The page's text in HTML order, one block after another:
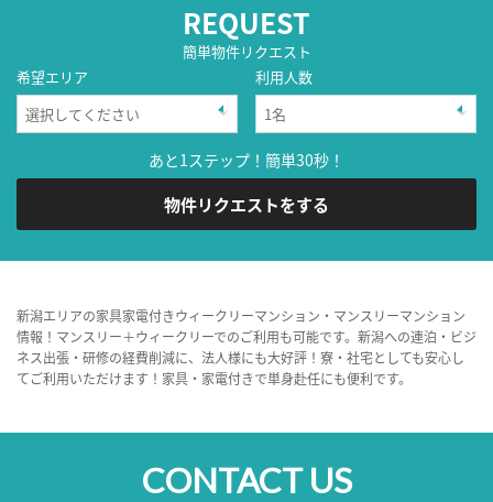
REQUEST
簡単物件リクエスト
希望エリア
利用人数
あと1ステップ！簡単30秒！
物件リクエストをする
新潟エリアの家具家電付きウィークリーマンション・マンスリーマンション
情報！マンスリー＋ウィークリーでのご利用も可能です。新潟への連泊・ビジ
ネス出張・研修の経費削減に、法人様にも大好評！寮・社宅としても安心し
てご利用いただけます！家具・家電付きで単身赴任にも便利です。
CONTACT US